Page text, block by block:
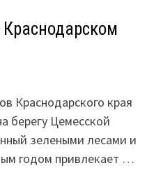
Краснодарского края
берегу Цемесской
зелеными лесами и
годом привлекает …